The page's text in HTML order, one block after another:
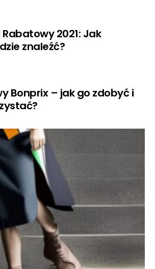
2021: Jak
znaleźć?
Bonprix – jak go zdobyć i